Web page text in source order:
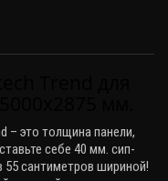
– это толщина панели,
себе 40 мм. сип-
55 сантиметров шириной!